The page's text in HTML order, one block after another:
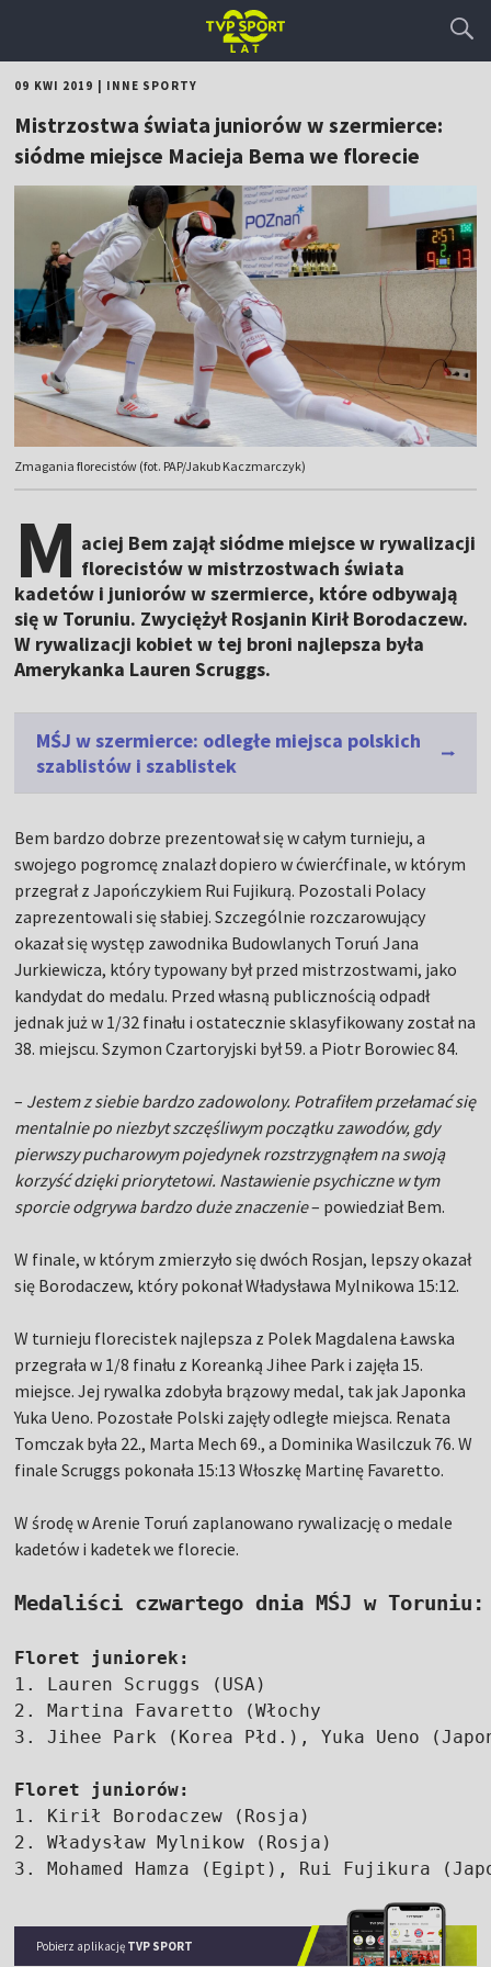
09 KWI 2019 INNE SPORTY
Mistrzostwa świata juniorów w szermierce:
siódme miejsce Macieja Bema we florecie
Zmagania florecistów (fot. PAP/Jakub Kaczmarczyk)
M aciej Bem zajął siódme miejsce w rywalizacji
florecistów w mistrzostwach świata
kadetów i juniorów w szermierce, które odbywają
się w Toruniu. Zwyciężył Rosjanin Kirił Borodaczew.
W rywalizacji kobiet w tej broni najlepsza była
Amerykanka Lauren Scruggs.
MŚJ w szermierce: odległe miejsca polskich
szablistów i szablistek
Bem bardzo dobrze prezentował się w całym turnieju, a
swojego pogromcę znalazł dopiero w ćwierćfinale, w którym
przegrał z Japończykiem Rui Fujikurą. Pozostali Polacy
zaprezentowali się słabiej. Szczególnie rozczarowujący
okazał się występ zawodnika Budowlanych Toruń Jana
Jurkiewicza, który typowany był przed mistrzostwami, jako
kandydat do medalu. Przed własną publicznością odpadł
jednak już w 1/32 finału i ostatecznie sklasyfikowany został na
38. miejscu. Szymon Czartoryjski był 59. a Piotr Borowiec 84.
– Jestem z siebie bardzo zadowolony. Potrafiłem przełamać się
mentalnie po niezbyt szczęśliwym początku zawodów, gdy
pierwszy pucharowym pojedynek rozstrzygnąłem na swoją
korzyść dzięki priorytetowi. Nastawienie psychiczne w tym
sporcie odgrywa bardzo duże znaczenie– powiedział Bem.
W finale, w którym zmierzyło się dwóch Rosjan, lepszy okazał
się Borodaczew, który pokonał Władysława Mylnikowa 15:12.
W turnieju florecistek najlepsza z Polek Magdalena Ławska
przegrała w 1/8 finału z Koreanką Jihee Park i zajęła 15.
miejsce. Jej rywalka zdobyła brązowy medal, tak jak Japonka
Yuka Ueno. Pozostałe Polski zajęły odległe miejsca. Renata
Tomczak była 22., Marta Mech 69., a Dominika Wasilczuk 76. W
finale Scruggs pokonała 15:13 Włoszkę Martinę Favaretto.
W środę w Arenie Toruń zaplanowano rywalizację o medale
kadetów i kadetek we florecie.
Medaliści czwartego dnia MŚJ w Toruniu:
Floret juniorek:
1. Lauren Scruggs (USA)
2. Martina Favaretto (Włochy
3. Jihee Park (Korea Płd.), Yuka Ueno
Floret juniorów:
1. Kirił Borodaczew (Rosja)
2. Władysław Mylnikow (Rosja)
3. Mohamed Hamza (Egipt), Rui Fujikura
Pobierz aplikację TVP SPORT